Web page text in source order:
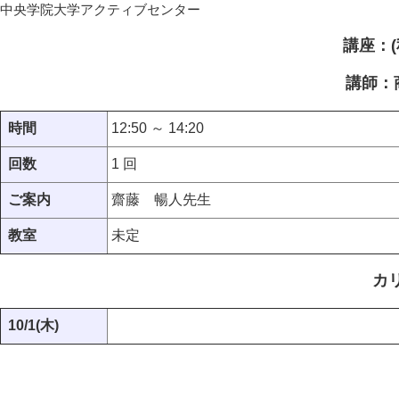
中央学院大学アクティブセンター
講座：
講師
時間 12:50 ～ 14:20
回数 1 回
ご案内 齋藤 暢人先生
教室 未定
カ
10/1(木)